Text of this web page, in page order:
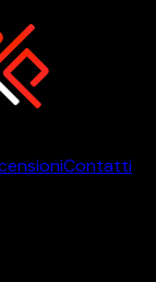
Contatti